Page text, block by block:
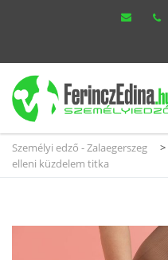
Személyi edző - Zalaegerszeg >
elleni küzdelem titka